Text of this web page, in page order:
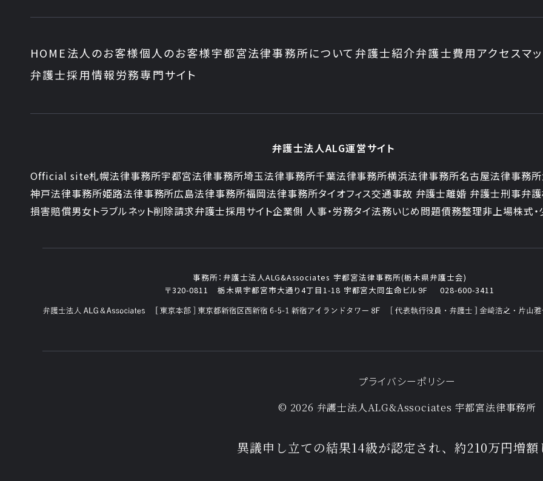
異議申し立ての結果14級が認定され、約210万円増
HOME法人のお客様個人のお客様宇都宮法律事務所について弁護士紹介弁護士費用アクセスマ
弁護士採用情報労務専門サイト
弁護士法人ALG運営サイト
Official site札幌法律事務所宇都宮法律事務所埼玉法律事務所千葉法律事務所横浜法律事務所名古屋法律事務所
神戸法律事務所姫路法律事務所広島法律事務所福岡法律事務所タイオフィス交通事故 弁護士離婚 弁護士刑事弁護
損害賠償男女トラブルネット削除請求弁護士採用サイト企業側 人事・労務タイ法務いじめ問題債務整理非上場株式
事務所： 弁護士法人ALG&Associates 宇都宮法律事務所(栃木県弁護士会)
〒320-0811
栃木県宇都宮市大通り4丁目1-18 宇都宮大同生命ビル9F 028-600-3411
プライバシーポリシー
© 2026 弁護士法人ALG&Associates 宇都宮法律事務所